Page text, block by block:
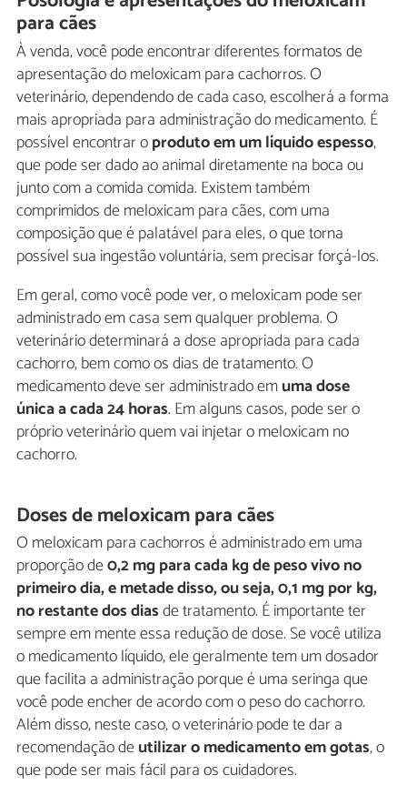
para cães
À venda, você pode encontrar diferentes formatos de
apresentação do meloxicam para cachorros. O
veterinário, dependendo de cada caso, escolherá a forma
mais apropriada para administração do medicamento. É
possível encontrar oproduto em um líquido espesso,
que pode ser dado ao animal diretamente na boca ou
junto com a comida comida. Existem também
comprimidos de meloxicam para cães, com uma
composição que é palatável para eles, o que torna
possível sua ingestão voluntária, sem precisar forçá-los.
Em geral, como você pode ver, o meloxicam pode ser
administrado em casa sem qualquer problema. O
veterinário determinará a dose apropriada para cada
cachorro, bem como os dias de tratamento. O
medicamento deve ser administrado emuma dose
única a cada 24 horas. Em alguns casos, pode ser o
próprio veterinário quem vai injetar o meloxicam no
cachorro.
Doses de meloxicam para cães
O meloxicam para cachorros é administrado em uma
proporção de0,2 mg para cada kg de peso vivo no
primeiro dia, e metade disso, ou seja, 0,1 mg por kg,
no restante dos diasde tratamento. É importante ter
sempre em mente essa redução de dose. Se você utiliza
o medicamento líquido, ele geralmente tem um dosador
que facilita a administração porque é uma seringa que
você pode encher de acordo com o peso do cachorro.
Além disso, neste caso, o veterinário pode te dar a
recomendação deutilizar o medicamento em gotas, o
que pode ser mais fácil para os cuidadores.